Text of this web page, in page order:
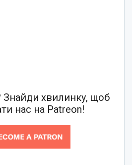
Знайди хвилинку, щоб
нас на Patreon!